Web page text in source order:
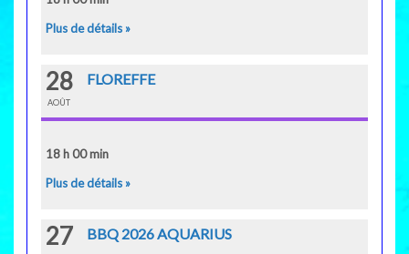
Plus de détails »
28
AOÛT
FLOREFFE
18 h 00 min
Plus de détails »
27 BBQ 2026 AQUARIUS